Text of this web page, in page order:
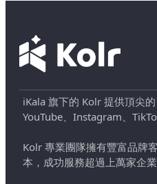
iKala 旗下的 Kolr 提供頂尖
YouTube、Instagram、
Kolr 專業團隊擁有豐富品牌
本，成功服務超過上萬家企業